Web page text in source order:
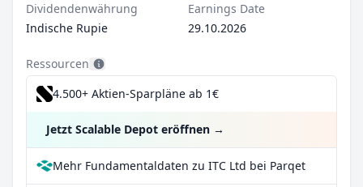
Dividendenwährung
Indische Rupie
Earnings Date
29.10.2026
Ressourcen
4.500+ Aktien-Sparpläne ab 1€
Jetzt Scalable Depot eröffnen →
Mehr Fundamentaldaten zu ITC Ltd bei Parqet